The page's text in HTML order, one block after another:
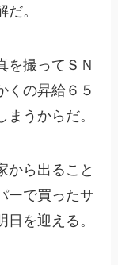
。
を撮ってＳＮ
くの昇給６５
うからだ。
から出ること
ーで買ったサ
を迎える。